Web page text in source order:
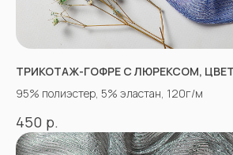
ТРИКОТАЖ-ГОФРЕ С ЛЮРЕКСОМ,
95% полиэстер, 5% эластан, 120г/м
450 р.
КОНТАКТЫ
АДРЕСА МАГАЗИНОВ